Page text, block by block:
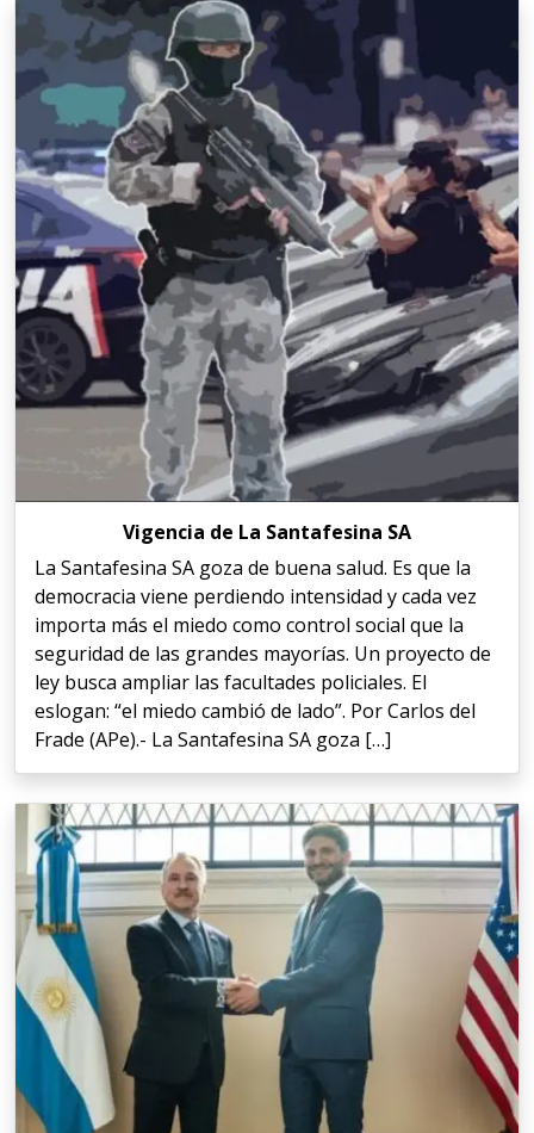
Vigencia de La Santafesina SA
La Santafesina SA goza de buena salud. Es que la
democracia viene perdiendo intensidad y cada vez
importa más el miedo como control social que la
seguridad de las grandes mayorías. Un proyecto de
ley busca ampliar las facultades policiales. El
eslogan: “el miedo cambió de lado”. Por Carlos del
Frade (APe).- La Santafesina SA goza […]